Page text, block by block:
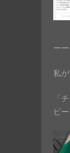
ー
私
「
ピ